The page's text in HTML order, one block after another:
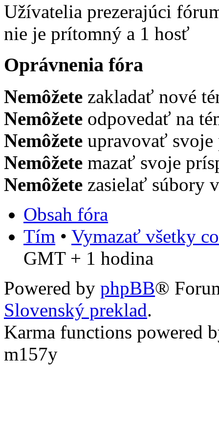
Užívatelia prezerajúci
nie je prítomný a 1 hosť
Oprávnenia fóra
Nemôžete zakladať nové
Nemôžete odpovedať na
Nemôžete upravovať
Nemôžete mazať svoje
Nemôžete zasielať súbory
Obsah fóra
Tím • Vymazať všetky
GMT + 1 hodina
Powered by phpBB®
Slovenský preklad.
Karma functions powered
m157y